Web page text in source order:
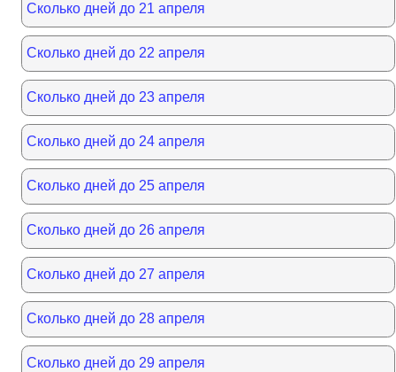
Сколько дней до 21 апреля
Сколько дней до 22 апреля
Сколько дней до 23 апреля
Сколько дней до 24 апреля
Сколько дней до 25 апреля
Сколько дней до 26 апреля
Сколько дней до 27 апреля
Сколько дней до 28 апреля
Сколько дней до 29 апреля